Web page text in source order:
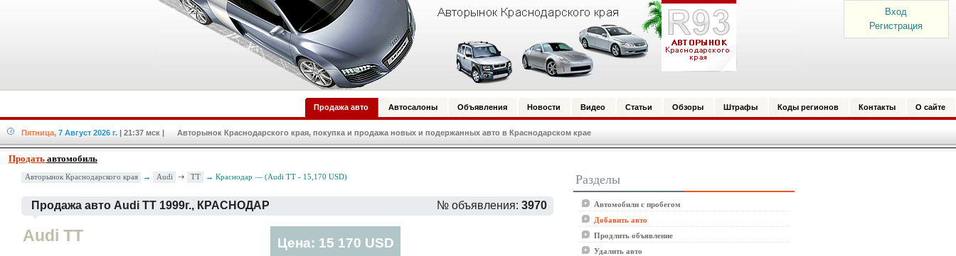
Вход
Регистрация
Продажа авто Автосалоны Объявления Новости Видео Статьи Обзоры Штрафы Коды регионов Контакты О сайте
Пятница, 7 Август 2026 г. | 21:37 мск | Авторынок Краснодарского края, покупка и продажа новых и подержанных авто в Краснодарском крае
Продать автомобиль
Авторынок Краснодарского края → Audi TT → Краснодар — (Audi TT - 15,170 USD)
Продажа авто Audi TT 1999г., КРАСНОДАР № объявления: 3970
Audi TT Цена: 15 170 USD
Разделы
Автомобили с пробегом
Добавить авто
Продлить объявление
Удалить авто